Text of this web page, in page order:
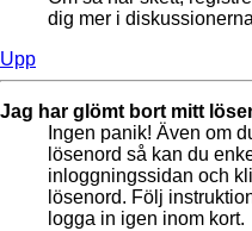
dig mer i
Upp
Jag har glömt bort mitt
Ingen panik! Även om
lösenord så kan du
inloggningssidan och
lösenord. Följ
logga in igen inom kort.